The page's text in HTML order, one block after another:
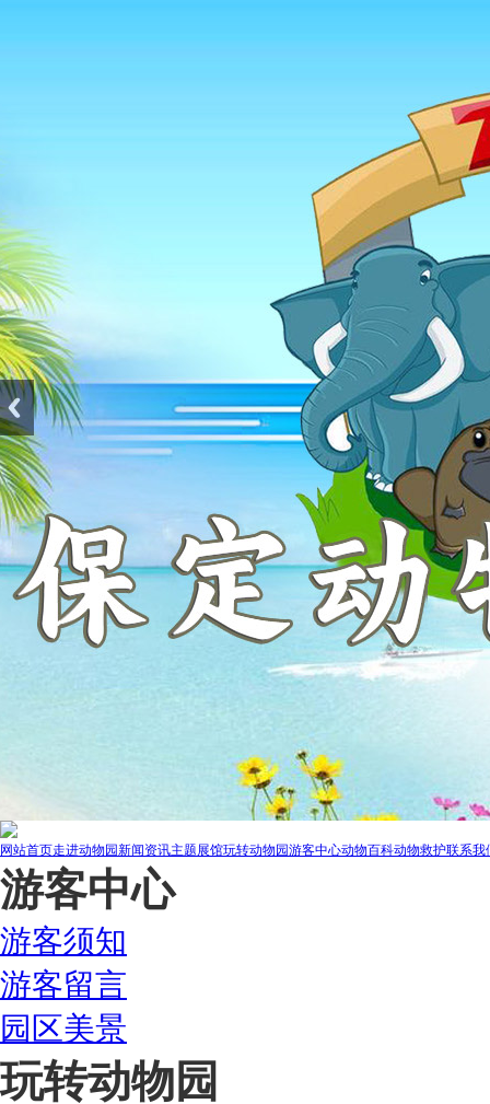
网站首页走进动物园新闻资讯主题展馆玩转动物园游客中心动物百科动物救护联系我
游客中心
游客须知
游客留言
园区美景
玩转动物园